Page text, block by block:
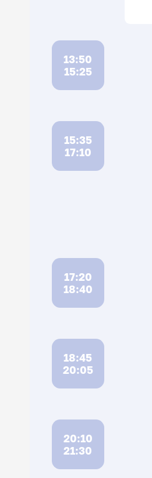
13:50
15:25
15:35
17:10
17:20
18:40
18:45
20:05
20:10
21:30